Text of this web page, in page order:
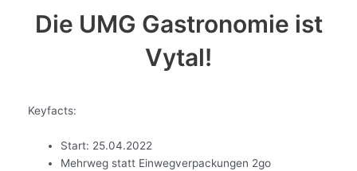
Die UMG Gastronomie ist
Vytal!
Keyfacts:
Start: 25.04.2022
Mehrweg statt Einwegverpackungen 2go